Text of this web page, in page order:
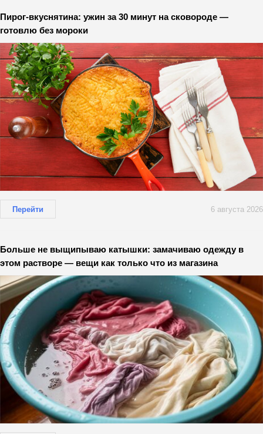
Пирог-вкуснятина: ужин за 30 минут на сковороде —
готовлю без мороки
Перейти 6 августа 2026
Больше не выщипываю катышки: замачиваю одежду в
этом растворе — вещи как только что из магазина